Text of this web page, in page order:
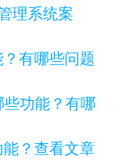
理系统案
功能？有哪
查看文章